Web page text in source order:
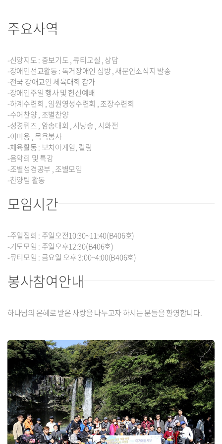
주요사역
-신앙지도 : 중보기도 , 큐티교실 , 상담
-장애인선교활동 : 독거장애인 심방 , 새문안소식지 발송
-전국 장애교인 체육대회 참가
-장애인주일 행사 및 헌신예배
-하계수련회 , 임원영성수련회 , 조장수련회
-수어찬양 , 조별찬양
-성경퀴즈 , 암송대회 , 시낭송 , 시화전
-이미용 , 목욕봉사
-체육활동 : 보치아게임, 컬링
-음악회 및 특강
-조별성경공부 , 조별모임
-찬양팀 활동
모임시간
-주일집회 : 주일오전10:30~11:40(B406호)
-기도모임 : 주일오후12:30(B406호)
-큐티모임 : 금요일 오후 3:00~4:00(B406호)
봉사참여안내
하나님의 은혜로 받은 사랑을 나누고자 하시는 분들을 환영합니다.